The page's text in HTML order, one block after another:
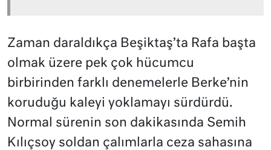
Zaman daraldıkça Beşiktaş’ta Rafa başta
olmak üzere pek çok hücumcu
birbirinden farklı denemelerle Berke’nin
koruduğu kaleyi yoklamayı sürdürdü.
Normal sürenin son dakikasında Semih
Kılıçsoy soldan çalımlarla ceza sahasına